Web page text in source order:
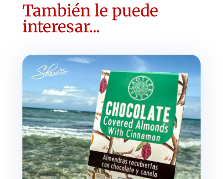
También le puede
interesar...